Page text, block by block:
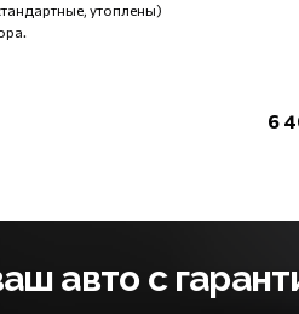
утоплены)
6
авто с